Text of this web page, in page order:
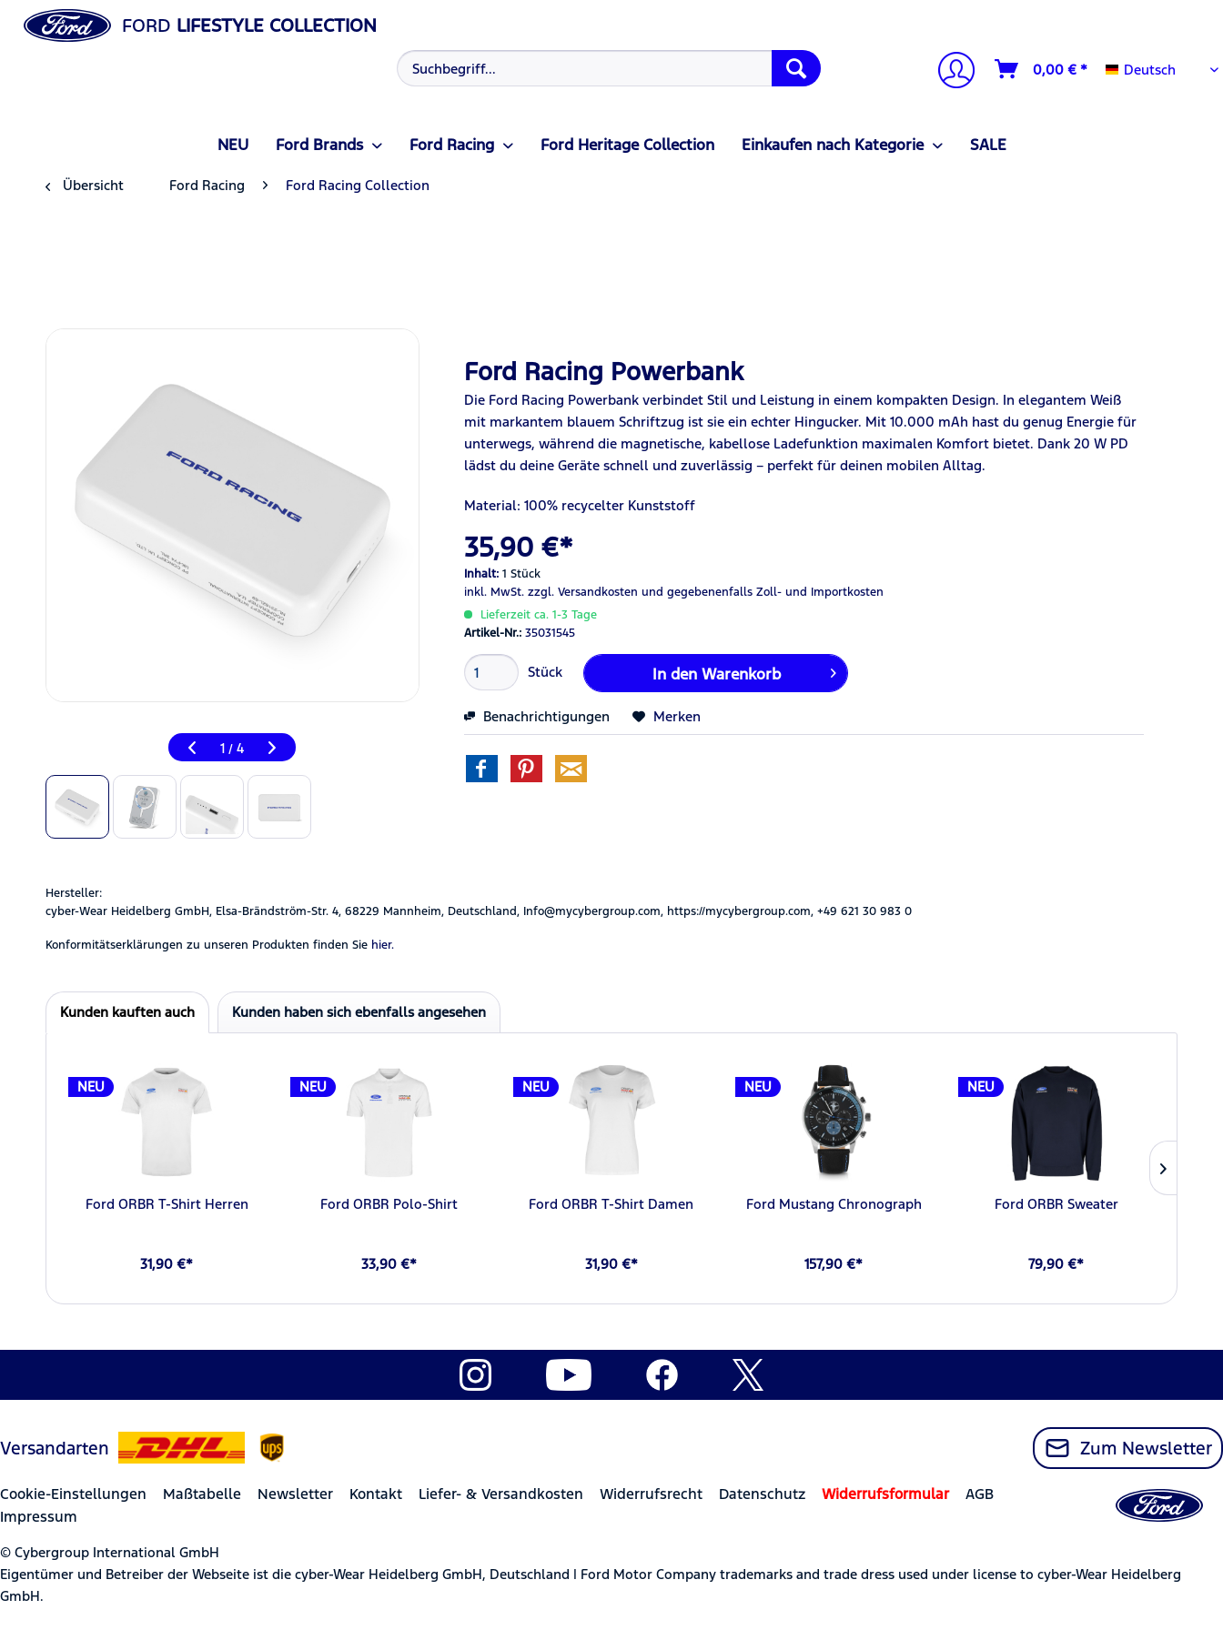
FORD LIFESTYLE COLLECTION
0,00 € * Deutsch
Deutsch
NEU Ford Brands Ford Racing Ford Heritage Collection Einkaufen nach Kategorie SALE
Übersicht Ford Racing Ford Racing Collection
1 / 4
Ford Racing Powerbank
Die Ford Racing Powerbank verbindet Stil und Leistung in einem kompakten Design. In elegantem Weiß
mit markantem blauem Schriftzug ist sie ein echter Hingucker. Mit 10.000 mAh hast du genug Energie für
unterwegs, während die magnetische, kabellose Ladefunktion maximalen Komfort bietet. Dank 20 W PD
lädst du deine Geräte schnell und zuverlässig – perfekt für deinen mobilen Alltag.
Material: 100% recycelter Kunststoff
35,90 €*
Inhalt:1 Stück
inkl. MwSt.zzgl. Versandkosten und gegebenenfalls Zoll- und Importkosten
Lieferzeit ca. 1-3 Tage
Artikel-Nr.:35031545
Stück In den Warenkorb
Benachrichtigungen Merken
Hersteller:
cyber-Wear Heidelberg GmbH, Elsa-Brändström-Str. 4, 68229 Mannheim, Deutschland, Info@mycybergroup.com, https://mycybergroup.com, +49 621 30 983 0
Konformitätserklärungen zu unseren Produkten finden Sie hier.
Kunden kauften auch Kunden haben sich ebenfalls angesehen
NEU
Ford ORBR T-Shirt Herren
31,90 €*
NEU
Ford ORBR Polo-Shirt
33,90 €*
NEU
Ford ORBR T-Shirt Damen
31,90 €*
NEU
Ford Mustang Chronograph
157,90 €*
NEU
Ford ORBR Sweater
79,90 €*
Versandarten Zum Newsletter
Cookie-Einstellungen Maßtabelle Newsletter Kontakt Liefer- & Versandkosten Widerrufsrecht Datenschutz Widerrufsformular
AGB
Impressum
© Cybergroup International GmbH
Eigentümer und Betreiber der Webseite ist die cyber-Wear Heidelberg GmbH, Deutschland | Ford Motor Company trademarks and trade dress used under license to cyber-Wear Heidelberg
GmbH.